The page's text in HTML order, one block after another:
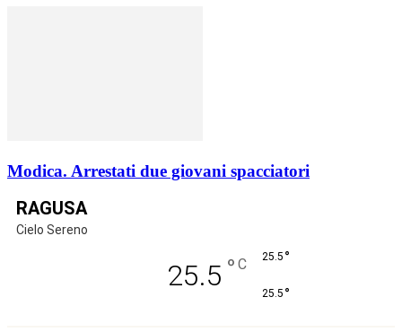
Modica. Arrestati due giovani spacciatori
RAGUSA
Cielo Sereno
25.5 ° C 25.5 °
25.5 °